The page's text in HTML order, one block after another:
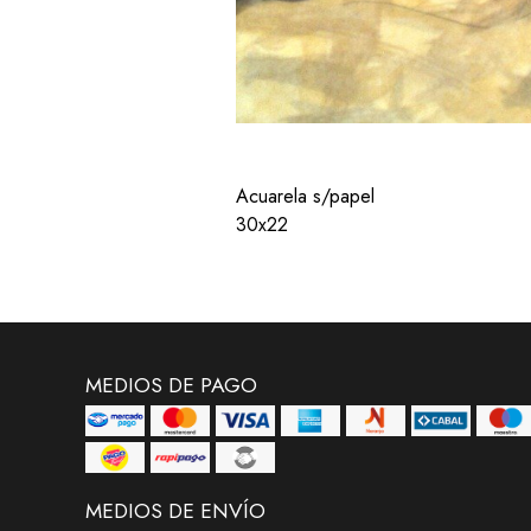
Acuarela s/papel
30x22
MEDIOS DE PAGO
MEDIOS DE ENVÍO